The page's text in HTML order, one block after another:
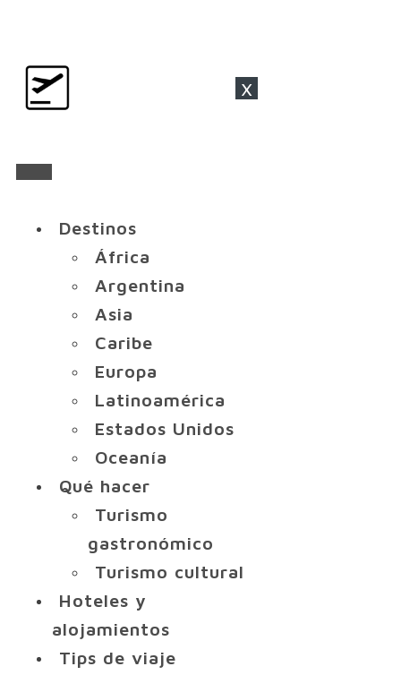
x
Destinos
África
Argentina
Asia
Caribe
Europa
Latinoamérica
Estados Unidos
Oceanía
Qué hacer
Turismo
gastronómico
Turismo cultural
Hoteles y
alojamientos
Tips de viaje